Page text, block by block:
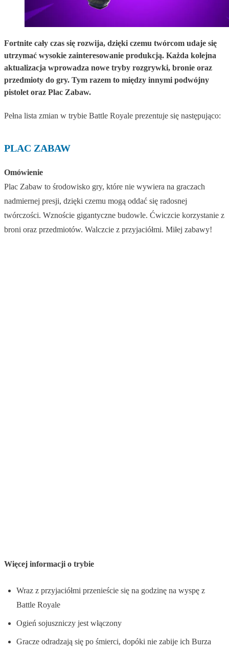
Fortnite cały czas się rozwija, dzięki czemu twórcom udaje się
utrzymać wysokie zainteresowanie produkcją. Każda kolejna
aktualizacja wprowadza nowe tryby rozgrywki, bronie oraz
przedmioty do gry. Tym razem to między innymi podwójny
pistolet oraz Plac Zabaw.
Pełna lista zmian w trybie Battle Royale prezentuje się następująco:
PLAC ZABAW
Omówienie
Plac Zabaw to środowisko gry, które nie wywiera na graczach
nadmiernej presji, dzięki czemu mogą oddać się radosnej
twórczości. Wznoście gigantyczne budowle. Ćwiczcie korzystanie z
broni oraz przedmiotów. Walczcie z przyjaciółmi. Miłej zabawy!
Więcej informacji o trybie
Wraz z przyjaciółmi przenieście się na godzinę na wyspę z
Battle Royale
Ogień sojuszniczy jest włączony
Gracze odradzają się po śmierci, dopóki nie zabije ich Burza